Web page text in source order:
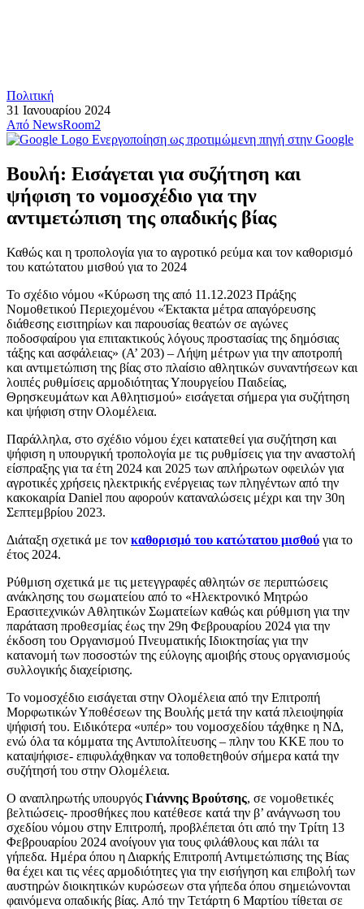
Πολιτική
31 Ιανουαρίου 2024
Από NewsRoom2
Ενεργοποίηση ως προτιμώμενη πηγή στην Google
Βουλή: Εισάγεται για συζήτηση και
ψήφιση το νομοσχέδιο για την
αντιμετώπιση της οπαδικής βίας
Καθώς και η τροπολογία για το αγροτικό ρεύμα και τον καθορισμό
του κατώτατου μισθού για το 2024
Το σχέδιο νόμου «Κύρωση της από 11.12.2023 Πράξης
Νομοθετικού Περιεχομένου «Έκτακτα μέτρα απαγόρευσης
διάθεσης εισιτηρίων και παρουσίας θεατών σε αγώνες
ποδοσφαίρου για επιτακτικούς λόγους προστασίας της δημόσιας
τάξης και ασφάλειας» (Α’ 203) – Λήψη μέτρων για την αποτροπή
και αντιμετώπιση της βίας στο πλαίσιο αθλητικών συναντήσεων και
λοιπές ρυθμίσεις αρμοδιότητας Υπουργείου Παιδείας,
Θρησκευμάτων και Αθλητισμού» εισάγεται σήμερα για συζήτηση
και ψήφιση στην Ολομέλεια.
Παράλληλα, στο σχέδιο νόμου έχει κατατεθεί για συζήτηση και
ψήφιση η υπουργική τροπολογία με τις ρυθμίσεις για την αναστολή
είσπραξης για τα έτη 2024 και 2025 των απλήρωτων οφειλών για
αγροτικές χρήσεις ηλεκτρικής ενέργειας των πληγέντων από την
κακοκαιρία Daniel που αφορούν καταναλώσεις μέχρι και την 30η
Σεπτεμβρίου 2023.
Διάταξη σχετικά με τον καθορισμό του κατώτατου μισθού για το
έτος 2024.
Ρύθμιση σχετικά με τις μετεγγραφές αθλητών σε περιπτώσεις
ανάκλησης του σωματείου από το «Ηλεκτρονικό Μητρώο
Ερασιτεχνικών Αθλητικών Σωματείων καθώς και ρύθμιση για την
παράταση προθεσμίας έως την 29η Φεβρουαρίου 2024 για την
έκδοση του Οργανισμού Πνευματικής Ιδιοκτησίας για την
κατανομή των ποσοστών της εύλογης αμοιβής στους οργανισμούς
συλλογικής διαχείρισης.
Το νομοσχέδιο εισάγεται στην Ολομέλεια από την Επιτροπή
Μορφωτικών Υποθέσεων της Βουλής μετά την κατά πλειοψηφία
ψήφισή του. Ειδικότερα «υπέρ» του νομοσχεδίου τάχθηκε η ΝΔ,
ενώ όλα τα κόμματα της Αντιπολίτευσης – πλην του ΚΚΕ που το
καταψήφισε- επιφυλάχθηκαν να τοποθετηθούν σήμερα κατά την
συζήτησή του στην Ολομέλεια.
Ο αναπληρωτής υπουργός Γιάννης Βρούτσης, σε νομοθετικές
βελτιώσεις- προσθήκες που κατέθεσε κατά την β’ ανάγνωση του
σχεδίου νόμου στην Επιτροπή, προβλέπεται ότι από την Τρίτη 13
Φεβρουαρίου 2024 ανοίγουν για τους φιλάθλους και πάλι τα
γήπεδα. Ημέρα όπου η Διαρκής Επιτροπή Αντιμετώπισης της Βίας
θα έχει και τις νέες αρμοδιότητες για την εισήγηση και επιβολή των
αυστηρών διοικητικών κυρώσεων στα γήπεδα όπου σημειώνονται
φαινόμενα οπαδικής βίας. Από την Τετάρτη 6 Μαρτίου τίθεται σε